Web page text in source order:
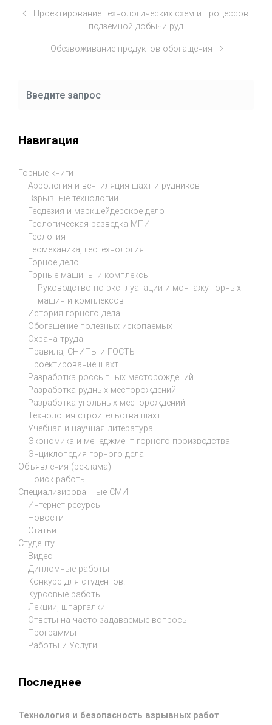
Проектирование технологических схем и процессов
подземной добычи руд
Обезвоживание продуктов обогащения
Навигация
Горные книги
Аэрология и вентиляция шахт и рудников
Взрывные технологии
Геодезия и маркшейдерское дело
Геологическая разведка МПИ
Геология
Геомеханика, геотехнология
Горное дело
Горные машины и комплексы
Руководство по эксплуатации и монтажу горных
машин и комплексов
История горного дела
Обогащение полезных ископаемых
Охрана труда
Правила, СНИПЫ и ГОСТЫ
Проектирование шахт
Разработка россыпных месторождений
Разработка рудных месторождений
Разработка угольных месторождений
Технология строительства шахт
Учебная и научная литература
Экономика и менеджмент горного производства
Энциклопедия горного дела
Объявления (реклама)
Поиск работы
Специализированные СМИ
Интернет ресурсы
Новости
Статьи
Студенту
Видео
Дипломные работы
Конкурс для студентов!
Курсовые работы
Лекции, шпаргалки
Ответы на часто задаваемые вопросы
Программы
Работы и Услуги
Последнее
Технология и безопасность взрывных работ